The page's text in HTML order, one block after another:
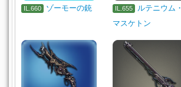
IL.660 ゾーモーの銃 IL.655
ルテニウム・
マスケトン